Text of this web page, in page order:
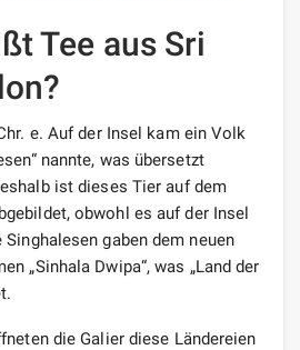
Tee aus Sri
e. Auf der Insel kam ein Volk
nannte, was übersetzt
ist dieses Tier auf dem
obwohl es auf der Insel
gaben dem neuen
„Sinhala Dwipa“, was „Land der
die Galier diese Ländereien